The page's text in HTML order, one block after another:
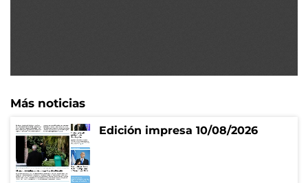
Más noticias
Edición impresa 10/08/2026